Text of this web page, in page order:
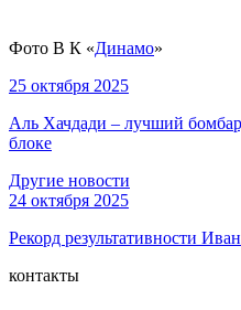
Фото В К «Динамо»
25 октября 2025
Аль Хачдади – лучший
блоке
Другие новости
24 октября 2025
Рекорд результативности
контакты